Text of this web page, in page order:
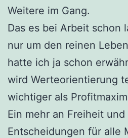
Weitere im Gang.
Das es bei Arbeit schon
nur um den reinen
hatte ich ja schon
wird Werteorientierung
wichtiger als
Ein mehr an Freiheit
Entscheidungen für alle